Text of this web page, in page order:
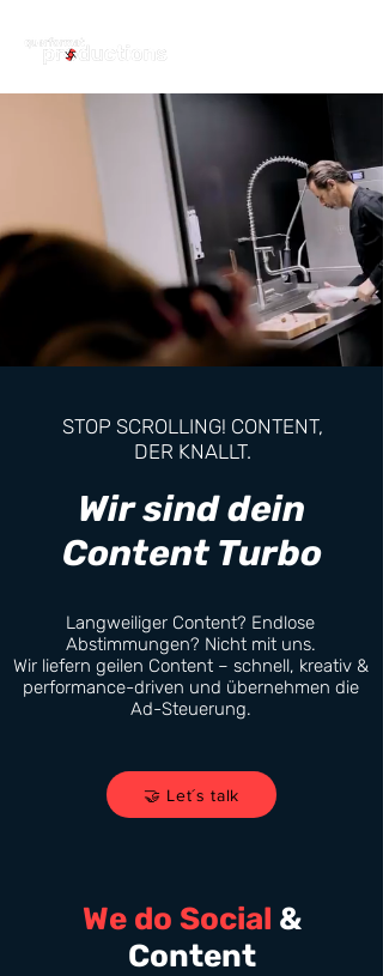
STOP SCROLLING! CONTENT,
DER KNALLT.
Wir sind dein
Content Turbo
Langweiliger Content? Endlose
Abstimmungen? Nicht mit uns.
Wir liefern geilen Content – schnell, kreativ &
performance-driven und übernehmen die
Ad-Steuerung.
🤝 Let´s talk
We do Social &
Content